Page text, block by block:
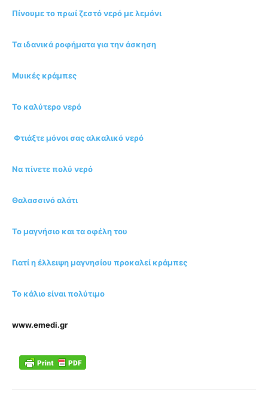
Πίνουμε το πρωί ζεστό νερό με λεμόνι
Τα ιδανικά ροφήματα για την άσκηση
Μυικές κράμπες
Το καλύτερο νερό
Φτιάξτε μόνοι σας αλκαλικό νερό
Να πίνετε πολύ νερό
Θαλασσινό αλάτι
To μαγνήσιο και τα οφέλη του
Γιατί η έλλειψη μαγνησίου προκαλεί κράμπες
Το κάλιο είναι πολύτιμο
www.emedi.gr